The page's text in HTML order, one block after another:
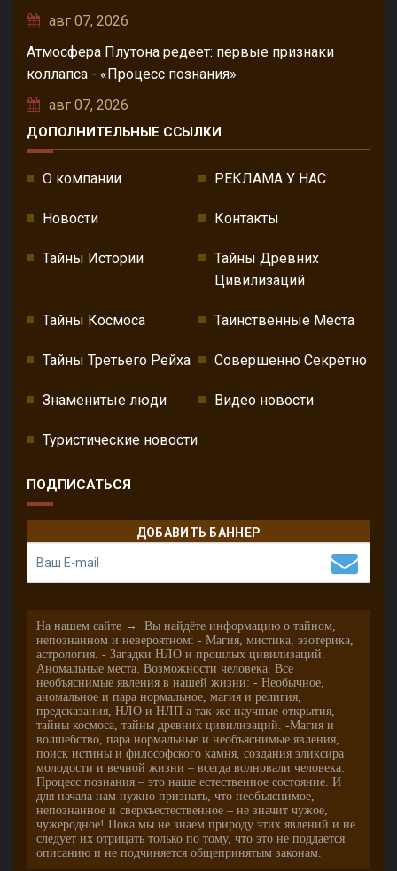
авг 07, 2026
Атмосфера Плутона редеет: первые признаки
коллапса - «Процесс познания»
авг 07, 2026
ДОПОЛНИТЕЛЬНЫЕ ССЫЛКИ
О компании РЕКЛАМА У НАС
Новости Контакты
Тайны Истории
Тайны Древних
Цивилизаций
Тайны Космоса Таинственные Места
Тайны Третьего Рейха Совершенно Секретно
Знаменитые люди Видео новости
Туристические новости
ПОДПИСАТЬСЯ
ДОБАВИТЬ БАННЕР
На нашем сайте → Вы найдёте информацию о тайном,
непознанном и невероятном: - Магия, мистика, эзотерика,
астрология. - Загадки НЛО и прошлых цивилизаций.
Аномальные места. Возможности человека. Все
необъяснимые явления в нашей жизни: - Необычное,
аномальное и пара нормальное, магия и религия,
предсказания, НЛО и НЛП а так-же научные открытия,
тайны космоса, тайны древних цивилизаций. -Магия и
волшебство, пара нормальные и необъяснимые явления,
поиск истины и философского камня, создания эликсира
молодости и вечной жизни – всегда волновали человека.
Процесс познания – это наше естественное состояние. И
для начала нам нужно признать, что необъяснимое,
непознанное и сверхъестественное – не значит чужое,
чужеродное! Пока мы не знаем природу этих явлений и не
следует их отрицать только по тому, что это не поддается
описанию и не подчиняется общепринятым законам.